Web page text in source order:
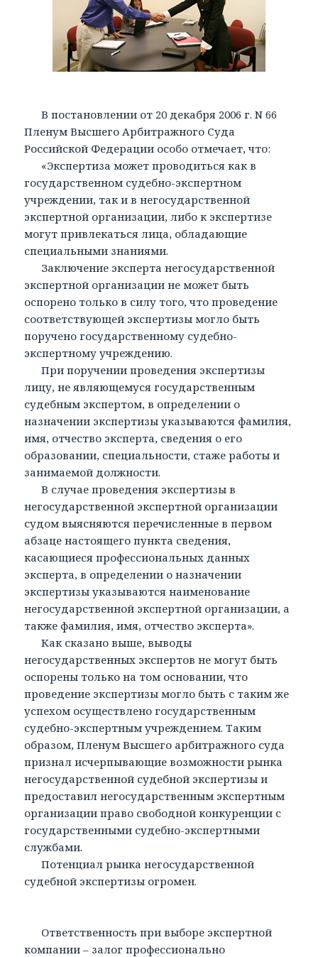
В постановлении от 20 декабря 2006 г. N 66
Пленум Высшего Арбитражного Суда
Российской Федерации особо отмечает, что:
«Экспертиза может проводиться как в
государственном судебно-экспертном
учреждении, так и в негосударственной
экспертной организации, либо к экспертизе
могут привлекаться лица, обладающие
специальными знаниями.
Заключение эксперта негосударственной
экспертной организации не может быть
оспорено только в силу того, что проведение
соответствующей экспертизы могло быть
поручено государственному судебно-
экспертному учреждению.
При поручении проведения экспертизы
лицу, не являющемуся государственным
судебным экспертом, в определении о
назначении экспертизы указываются фамилия,
имя, отчество эксперта, сведения о его
образовании, специальности, стаже работы и
занимаемой должности.
В случае проведения экспертизы в
негосударственной экспертной организации
судом выясняются перечисленные в первом
абзаце настоящего пункта сведения,
касающиеся профессиональных данных
эксперта, в определении о назначении
экспертизы указываются наименование
негосударственной экспертной организации, а
также фамилия, имя, отчество эксперта».
Как сказано выше, выводы
негосударственных экспертов не могут быть
оспорены только на том основании, что
проведение экспертизы могло быть с таким же
успехом осуществлено государственным
судебно-экспертным учреждением. Таким
образом, Пленум Высшего арбитражного суда
признал исчерпывающие возможности рынка
негосударственной судебной экспертизы и
предоставил негосударственным экспертным
организации право свободной конкуренции с
государственными судебно-экспертными
службами.
Потенциал рынка негосударственной
судебной экспертизы огромен.
Ответственность при выборе экспертной
компании – залог профессионально